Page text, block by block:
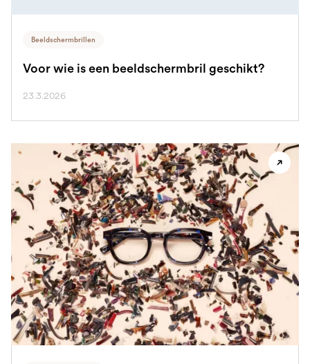
Beeldschermbrillen
Voor wie is een beeldschermbril geschikt?
23.3.2026